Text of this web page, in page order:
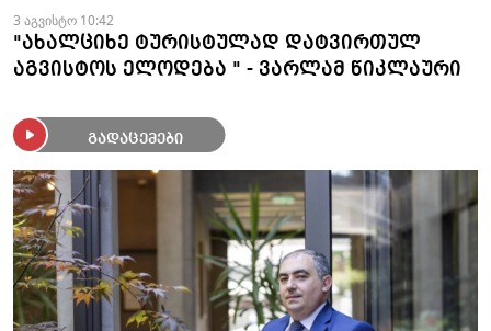
3 აგვისტო 10:42
"ახალციხე ტურისტულად დატვირთულ
აგვისტოს ელოდება " - ვარლამ წიკლაური
გადაცემები